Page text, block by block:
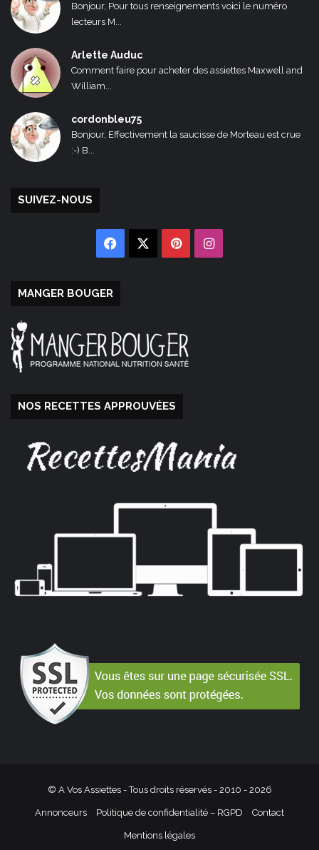
Bonjour, Pour tous renseignements voici le numéro
lecteurs M...
Arlette Auduc
Comment faire pour acheter des assiettes Maxwell and
William...
cordonbleu75
Bonjour, Effectivement la saucisse de Morteau est crue
:-) B...
SUIVEZ-NOUS
Facebook PinterestInstagram
MANGER BOUGER
NOS RECETTES APPROUVÉES
© A Vos Assiettes - Tous droits réservés - 2010 - 2026
Annonceurs Politique de confidentialité – RGPD Contact
Mentions légales